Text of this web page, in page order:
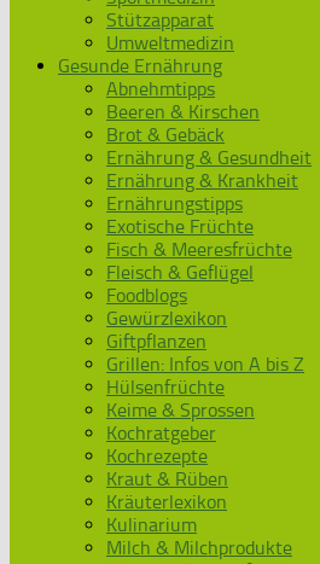
Stützapparat
Umweltmedizin
Gesunde Ernährung
Abnehmtipps
Beeren & Kirschen
Brot & Gebäck
Ernährung & Gesundheit
Ernährung & Krankheit
Ernährungstipps
Exotische Früchte
Fisch & Meeresfrüchte
Fleisch & Geflügel
Foodblogs
Gewürzlexikon
Giftpflanzen
Grillen: Infos von A bis Z
Hülsenfrüchte
Keime & Sprossen
Kochratgeber
Kochrezepte
Kraut & Rüben
Kräuterlexikon
Kulinarium
Milch & Milchprodukte